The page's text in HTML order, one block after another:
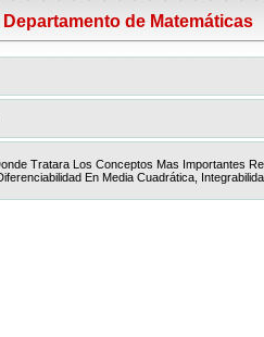
de Matemáticas
Tratara Los Conceptos Mas Importantes
En Media Cuadrática,